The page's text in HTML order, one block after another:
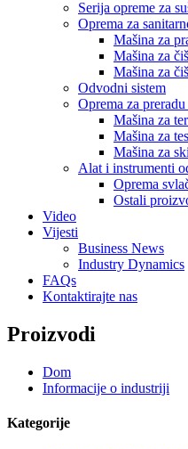
Serija opreme za
Oprema za
Mašina za
Mašina za
Mašina za
Odvodni sistem
Oprema za preradu
Mašina za
Mašina za
Mašina za
Alat i instrumenti
Oprema
Ostali
Video
Vijesti
Business News
Industry Dynamics
FAQs
Kontaktirajte nas
Proizvodi
Dom
Informacije o industriji
Kategorije